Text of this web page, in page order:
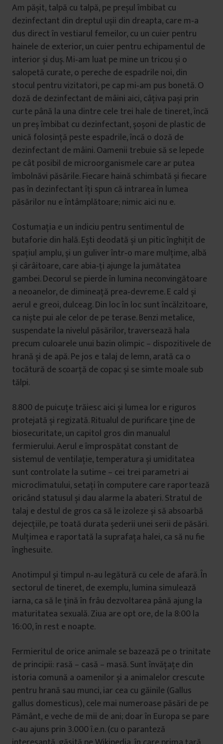
Am pășit, talpă cu talpă, pe preșul îmbibat cu
dezinfectant din dreptul ușii din dreapta, care m‑a
dus direct în vestiarul femeilor, cu un cuier pentru
hainele de exterior, un cuier pentru echipamentul de
interior și duș. Mi‑am luat pe mine un tricou și o
salopetă curate, o pereche de espadrile noi, din
stocul pentru vizitatori, pe cap mi‑am pus bonetă. O
doză de dezinfectant de mâini aici, câțiva pași prin
curte până la una dintre cele trei hale de tineret, încă
un preș îmbibat cu dezinfectant, șoșoni de plastic de
unică folosință peste espadrile, încă o doză de
dezinfectant de mâini. Oamenii trebuie să se lepede
pe cât posibil de microorganismele care ar putea
îmbolnăvi păsările. Fiecare haină schimbată și fiecare
pas în dezinfectant îți spun că intrarea în lumea
păsărilor nu e întâmplătoare; nimic aici nu e.
Costumația e un indiciu pentru sentimentul de
butaforie din hală. Ești deodată și un pitic înghițit de
spațiul amplu, și un guliver într‑o mare mulțime, albă
și cârâitoare, care abia‑ți ajunge la jumătatea
gambei. Decorul se pierde în lumina neconvingătoare
a neoanelor, de dimineață prea‑devreme. E cald și
aerul e greoi, dulceag. Din loc în loc sunt încălzitoare,
ca niște pui ale celor de pe terase. Benzi metalice,
suspendate la nivelul păsărilor, traversează hala
precum culoarele unui bazin olimpic – dispozitivele de
hrană și de apă. Pe jos e talaj de lemn, arată ca o
tocătură de scoarță de copac și se simte moale sub
tălpi.
8.800 de puicuțe trăiesc aici și lumea lor e riguros
protejată și regizată. Ritualul de purificare ține de
biosecuritate, un capitol gros din manualul
fermierului. Aerul e împrospătat constant de
sistemul de ventilație, temperatura și umiditatea
sunt controlate la sutime – cei trei parametri ai
microclimatului, setați în computere care raportează
oricând statusul și dau alarme la abateri. Stratul de
talaj e destul de gros ca să le izoleze și să absoarbă
dejecțiile, pe toată durata șederii unei serii de păsări.
Mulțimea e raportată la suprafața halei, ca să nu fie
înghesuite.
Anotimpul și timpul n‑au legătură cu cele de afară. În
sectorul de tineret, de exemplu, lumina simulează
iarna, ca să le țină în frâu dezvoltarea până ajung la
maturitatea sexuală. Ziua are opt ore, de la 8:00 la
16:00, în rest e noapte.
Fermieritul de orice animale se bazează pe o trinitate
de principii: rasă – casă – masă. Sunt învățațe din
istoria comună a oamenilor și a animalelor crescute
pentru hrană sau munci, iar cea cu găinile (Gallus
gallus domesticus), cele mai numeroase păsări de pe
Pământ, e veche de mii de ani; doar în Europa se pare
c‑au ajuns prin 3.000 î.e.n. (cu o paranteză